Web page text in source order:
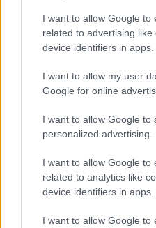
I want to allow Google to
related to advertising
device identifiers in apps.
I want to allow my user
Google for online
I want to allow Google to
personalized advertising.
I want to allow Google to
related to analytics like
device identifiers in apps.
I want to allow Google to